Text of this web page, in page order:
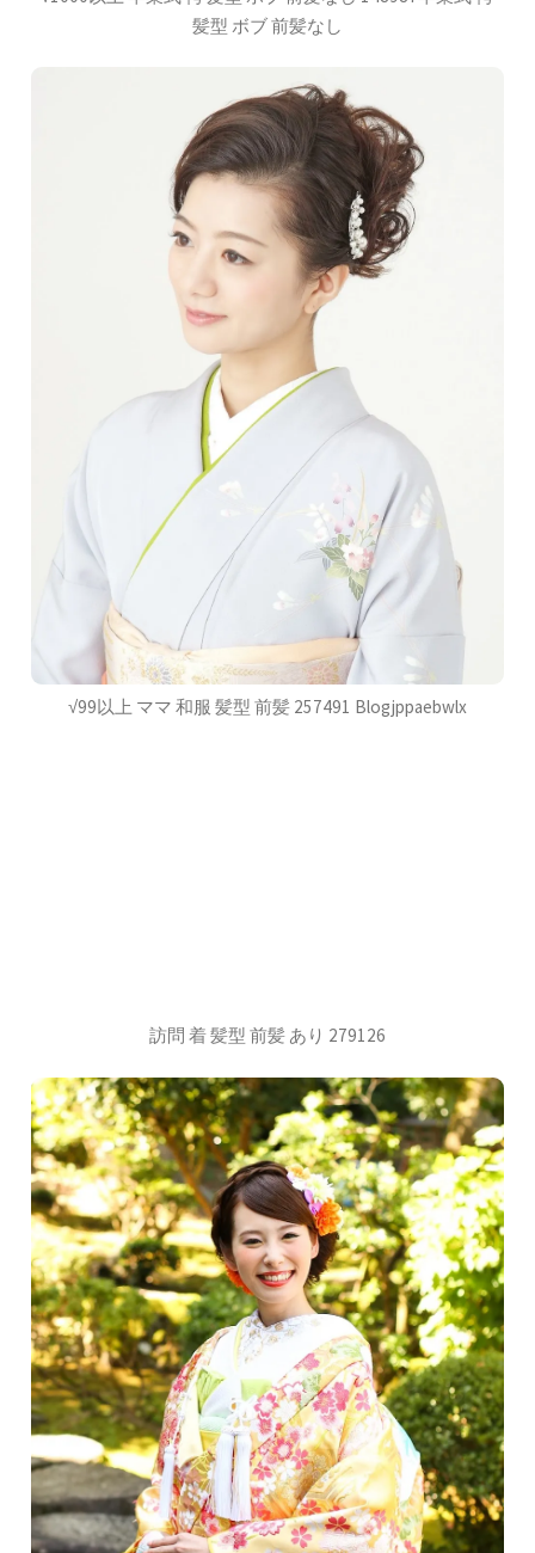
髪型 ボブ 前髪なし
√99以上 ママ 和服 髪型 前髪 257491 Blogjppaebwlx
訪問 着 髪型 前髪 あり 279126